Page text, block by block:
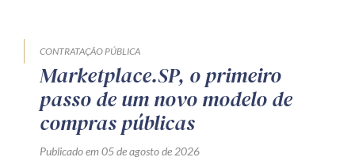
CONTRATAÇÃO PÚBLICA
Marketplace.SP, o primeiro
passo de um novo modelo de
compras públicas
Publicado em 05 de agosto de 2026